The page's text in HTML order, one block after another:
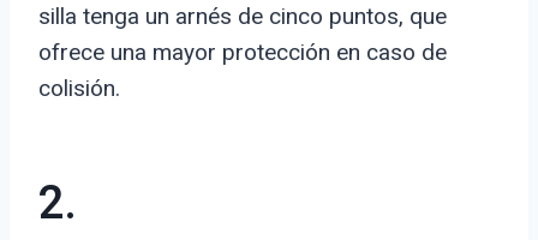
silla tenga un arnés de cinco puntos, que
ofrece una mayor protección en caso de
colisión.
2.